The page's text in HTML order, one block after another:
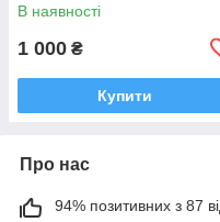
В наявності
1 000 ₴
Купити
Про нас
94% позитивних з 87